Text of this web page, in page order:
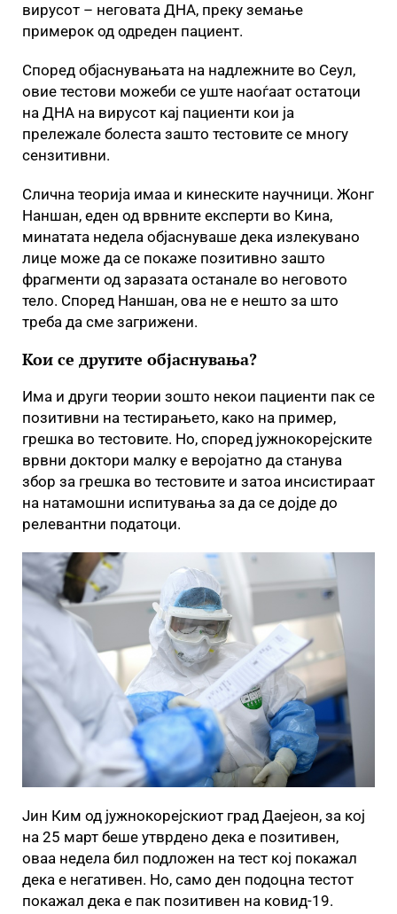
вирусот – неговата ДНА, преку земање
примерок од одреден пациент.
Според објаснувањата на надлежните во Сеул,
овие тестови можеби се уште наоѓаат остатоци
на ДНА на вирусот кај пациенти кои ја
прележале болеста зашто тестовите се многу
сензитивни.
Слична теорија имаа и кинеските научници. Жонг
Наншан, еден од врвните експерти во Кина,
минатата недела објаснуваше дека излекувано
лице може да се покаже позитивно зашто
фрагменти од заразата останале во неговото
тело. Според Наншан, ова не е нешто за што
треба да сме загрижени.
Кои се другите објаснувања?
Има и други теории зошто некои пациенти пак се
позитивни на тестирањето, како на пример,
грешка во тестовите. Но, според јужнокорејските
врвни доктори малку е веројатно да станува
збор за грешка во тестовите и затоа инсистираат
на натамошни испитувања за да се дојде до
релевантни податоци.
Јин Ким од јужнокорејскиот град Даејеон, за кој
на 25 март беше утврдено дека е позитивен,
оваа недела бил подложен на тест кој покажал
дека е негативен. Но, само ден подоцна тестот
покажал дека е пак позитивен на ковид-19.